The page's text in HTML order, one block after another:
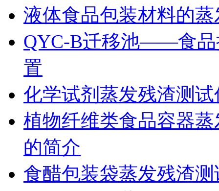
液体食品包装材料的
QYC-B迁移池——食品
置
化学试剂蒸发残渣测
植物纤维类食品容器
的简介
食醋包装袋蒸发残渣